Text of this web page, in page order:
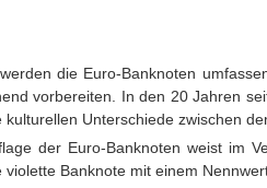
die Euro-Banknoten
vorbereiten. In den 20 Jahren
kulturellen Unterschiede zwischen
der Euro-Banknoten weist im
violette Banknote mit einem